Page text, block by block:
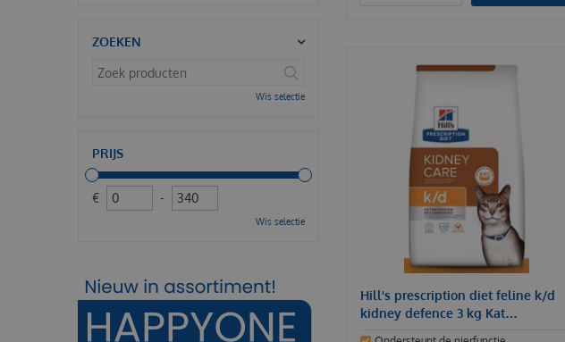
Hill's prescription diet feline k/d
kidney defence 3 kg Kat…
ZOEKEN
Wis selectie
PRIJS
€ -
Wis selectie